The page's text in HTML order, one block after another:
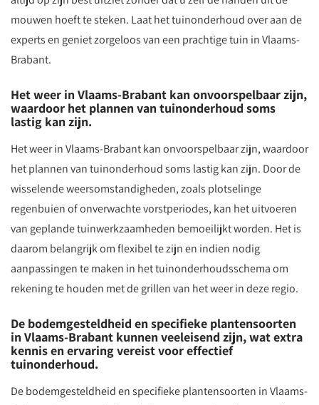
mouwen hoeft te steken. Laat het tuinonderhoud over aan de
experts en geniet zorgeloos van een prachtige tuin in Vlaams-
Brabant.
Het weer in Vlaams-Brabant kan onvoorspelbaar zijn,
waardoor het plannen van tuinonderhoud soms
lastig kan zijn.
Het weer in Vlaams-Brabant kan onvoorspelbaar zijn, waardoor
het plannen van tuinonderhoud soms lastig kan zijn. Door de
wisselende weersomstandigheden, zoals plotselinge
regenbuien of onverwachte vorstperiodes, kan het uitvoeren
van geplande tuinwerkzaamheden bemoeilijkt worden. Het is
daarom belangrijk om flexibel te zijn en indien nodig
aanpassingen te maken in het tuinonderhoudsschema om
rekening te houden met de grillen van het weer in deze regio.
De bodemgesteldheid en specifieke plantensoorten
in Vlaams-Brabant kunnen veeleisend zijn, wat extra
kennis en ervaring vereist voor effectief
tuinonderhoud.
De bodemgesteldheid en specifieke plantensoorten in Vlaams-